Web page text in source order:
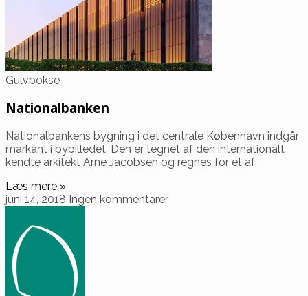
Gulvbokse
Nationalbanken
Nationalbankens bygning i det centrale København indgår
markant i bybilledet. Den er tegnet af den internationalt
kendte arkitekt Arne Jacobsen og regnes for et af
Læs mere »
juni 14, 2018 Ingen kommentarer